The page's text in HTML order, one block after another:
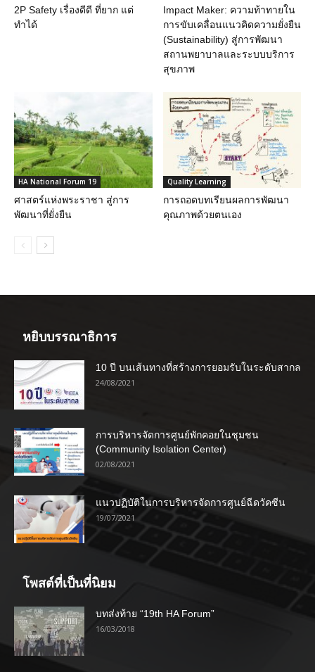
2P Safety เรื่องดีดี ที่ยาก แต่
ทำได้
Impact Maker: ความท้าทายใน
การขับเคลื่อนแนวคิดความยั่งยืน
(Sustainability) สู่การพัฒนา
สถานพยาบาลและระบบบริการ
สุขภาพ
HA National Forum 19
ศาสตร์แห่งพระราชา สู่การ
พัฒนาที่ยั่งยืน
Quality Learning
การถอดบทเรียนผลการพัฒนา
คุณภาพด้วยตนเอง
หยิบบรรณาธิการ
10 ปี บนเส้นทางที่สร้างการยอมรับในระดับสากล
24/08/2021
การบริหารจัดการศูนย์พักคอยในชุมชน
(Community Isolation Center)
02/08/2021
แนวปฏิบัติในการบริหารจัดการศูนย์ฉีดวัคซีน
19/07/2021
โพสต์ที่เป็นที่นิยม
บทส่งท้าย “19th HA Forum”
16/03/2018